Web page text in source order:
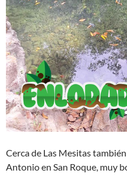
Cerca de Las Mesitas
Antonio en San Roque, muy